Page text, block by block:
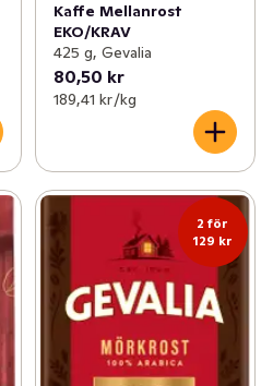
Kaffe Mellanrost
EKO/KRAV
425 g, Gevalia
80,50 kr
189,41 kr /kg
2 för
129 kr